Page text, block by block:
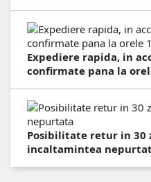
Expediere rapida, in
confirmate pana la
Posibilitate retur in 30
incaltamintea